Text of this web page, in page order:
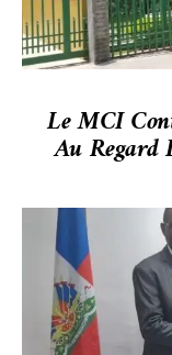
Le MCI
Au Regard